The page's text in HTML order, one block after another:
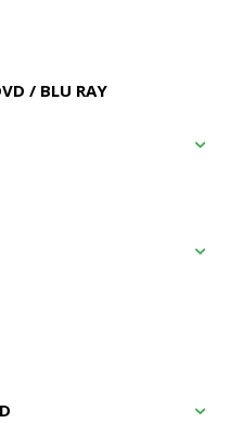
/ BLU RAY